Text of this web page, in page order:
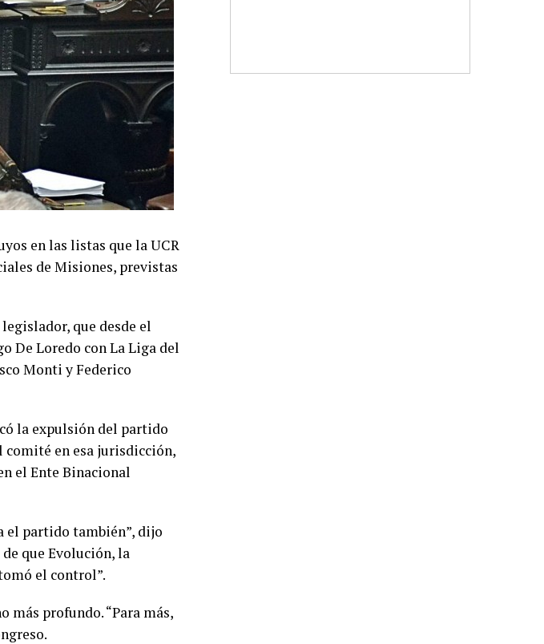
en las listas que la UCR
de Misiones, previstas
que desde el
De Loredo con La Liga del
Monti y Federico
la expulsión del partido
comité en esa jurisdicción,
el Ente Binacional
el partido también”, dijo
que Evolución, la
el control”.
más profundo. “Para más,